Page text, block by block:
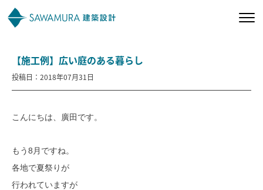
私たちの想い
【施工例】広い庭のある暮らし
投稿日：2018年07月31日
こんにちは、廣田です。
もう8月ですね。
各地で夏祭りが
行われていますが